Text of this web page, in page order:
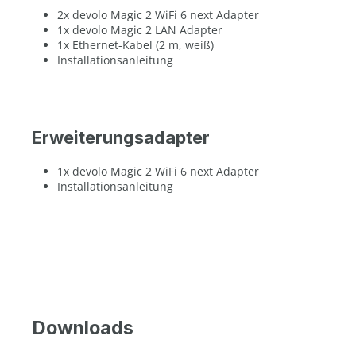
2x devolo Magic 2 WiFi 6 next Adapter
1x devolo Magic 2 LAN Adapter
1x Ethernet-Kabel (2 m, weiß)
Installationsanleitung
Erweiterungsadapter
1x devolo Magic 2 WiFi 6 next Adapter
Installationsanleitung
Downloads